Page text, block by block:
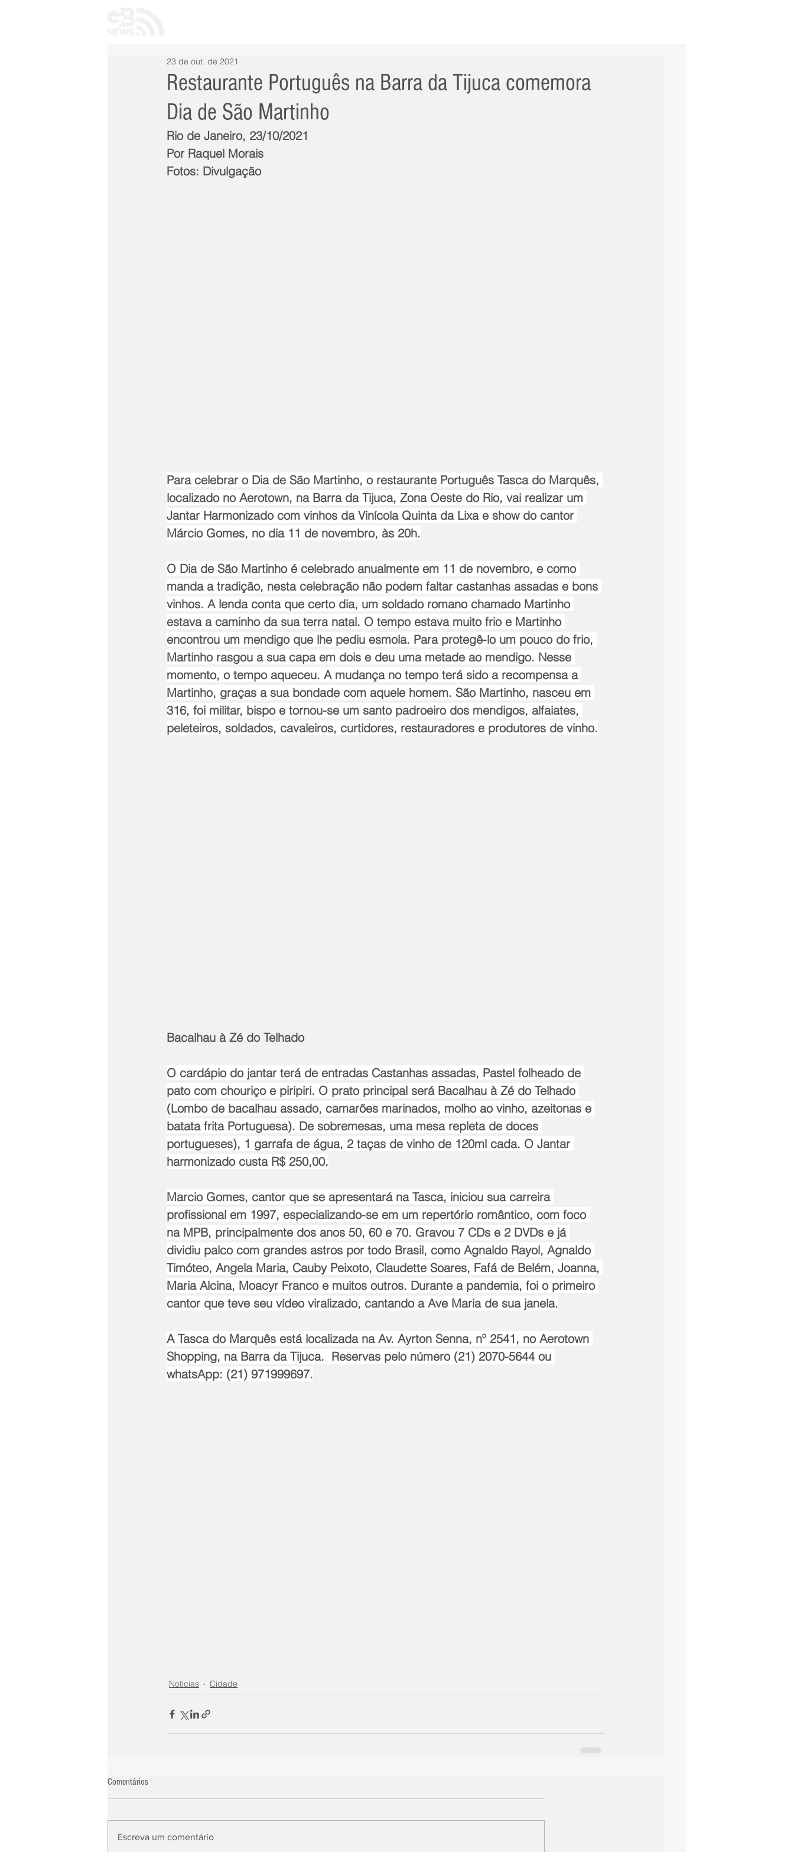
Restaurante Português na Barra da Tijuca comemora
Dia de São Martinho
23 de out. de 2021
Rio de Janeiro, 23/10/2021
Por Raquel Morais
Fotos: Divulgação
Para celebrar o Dia de São Martinho, o restaurante Português Tasca do Marquês,
localizado no Aerotown, na Barra da Tijuca, Zona Oeste do Rio, vai realizar um
Jantar Harmonizado com vinhos da Vinícola Quinta da Lixa e show do cantor
Márcio Gomes, no dia 11 de novembro, às 20h.
O Dia de São Martinho é celebrado anualmente em 11 de novembro, e como
manda a tradição, nesta celebração não podem faltar castanhas assadas e bons
vinhos. A lenda conta que certo dia, um soldado romano chamado Martinho
estava a caminho da sua terra natal. O tempo estava muito frio e Martinho
encontrou um mendigo que lhe pediu esmola. Para protegê-lo um pouco do frio,
Martinho rasgou a sua capa em dois e deu uma metade ao mendigo. Nesse
momento, o tempo aqueceu. A mudança no tempo terá sido a recompensa a
Martinho, graças a sua bondade com aquele homem. São Martinho, nasceu em
316, foi militar, bispo e tornou-se um santo padroeiro dos mendigos, alfaiates,
peleteiros, soldados, cavaleiros, curtidores, restauradores e produtores de vinho.
Bacalhau à Zé do Telhado
O cardápio do jantar terá de entradas Castanhas assadas, Pastel folheado de
pato com chouriço e piripiri. O prato principal será Bacalhau à Zé do Telhado
(Lombo de bacalhau assado, camarões marinados, molho ao vinho, azeitonas e
batata frita Portuguesa). De sobremesas, uma mesa repleta de doces
portugueses), 1 garrafa de água, 2 taças de vinho de 120ml cada. O Jantar
harmonizado custa R$ 250,00.
Marcio Gomes, cantor que se apresentará na Tasca, iniciou sua carreira
profissional em 1997, especializando-se em um repertório romântico, com foco
na MPB, principalmente dos anos 50, 60 e 70. Gravou 7 CDs e 2 DVDs e já
dividiu palco com grandes astros por todo Brasil, como Agnaldo Rayol, Agnaldo
Timóteo, Angela Maria, Cauby Peixoto, Claudette Soares, Fafá de Belém, Joanna,
Maria Alcina, Moacyr Franco e muitos outros. Durante a pandemia, foi o primeiro
cantor que teve seu vídeo viralizado, cantando a Ave Maria de sua janela.
A Tasca do Marquês está localizada na Av. Ayrton Senna, nº 2541, no Aerotown
Shopping, na Barra da Tijuca.  Reservas pelo número (21) 2070-5644 ou
whatsApp: (21) 971999697.
Notícias Cidade
Comentários
Escreva um comentário